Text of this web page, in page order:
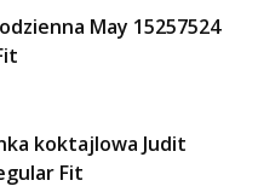
May 15257524
koktajlowa Judit
Fit